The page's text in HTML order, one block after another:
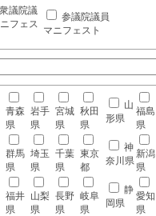
衆議院議
フェス
参議院議員
マニフェスト
青森
県
岩手
県
宮城
県
秋田
県
山
形県
福島
県
群馬
県
埼玉
県
千葉
県
東京
都
神
奈川県
新潟
県
福井
県
山梨
県
長野
県
岐阜
県
静
岡県
愛知
県